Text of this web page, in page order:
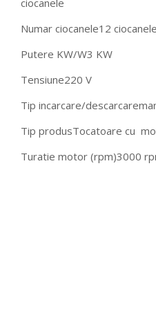
ciocanele
Numar ciocanele12 ciocanele
Putere KW/W3 KW
Tensiune220 V
Tip incarcare/descarcare
Tip produsTocatoare cu
Turatie motor (rpm)3000